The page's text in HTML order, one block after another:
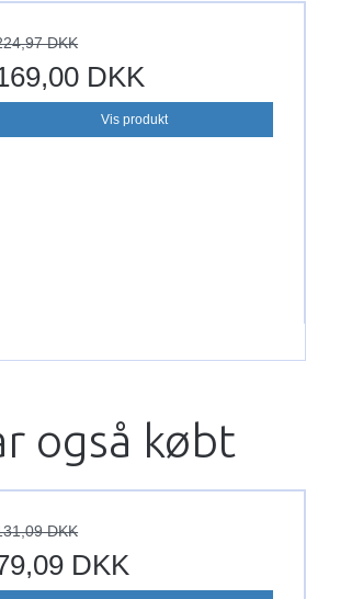
DKK
DKK
Vis produkt
også købt
DKK
DKK